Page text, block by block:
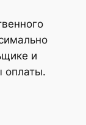
и
оплаты.